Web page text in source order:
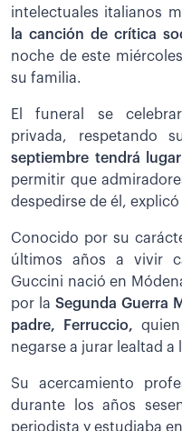
intelectuales italianos
la canción de crítica
noche de este
su familia.
El funeral se
privada, respetando
septiembre tendrá
permitir que
despedirse de él,
Conocido por su
últimos años a vivir
Guccini nació en
por la Segunda Guerra
padre, Ferruccio,
negarse a jurar lealtad a
Su acercamiento
durante los años
periodista y estudiaba